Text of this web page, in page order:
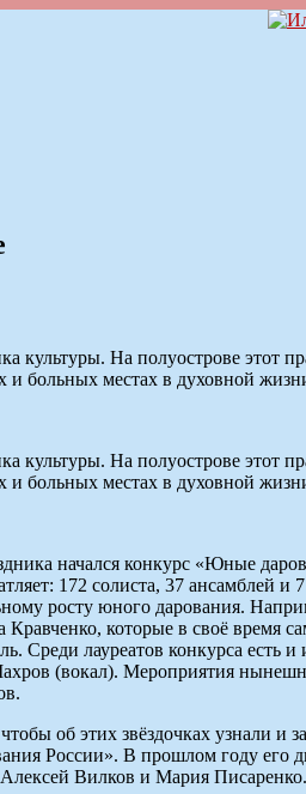
культуры. На полуострове
и больных местах в духовной
культуры. На полуострове
и больных местах в духовной
начался конкурс «Юные
172 солиста, 37 ансамблей и
росту юного дарования.
которые в своё время
Среди лауреатов конкурса
(вокал). Мероприятия
об этих звёздочках узнали
России». В прошлом году
Алексей Вилков и Мария